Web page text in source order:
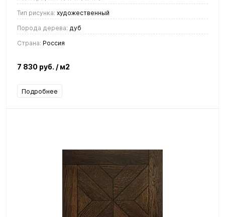
Тип рисунка: художественный
Порода дерева: дуб
Страна: Россия
7 830 руб. / м2
Подробнее